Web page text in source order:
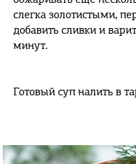
слегка золотистыми,
добавить сливки и
минут.
Готовый суп налить в